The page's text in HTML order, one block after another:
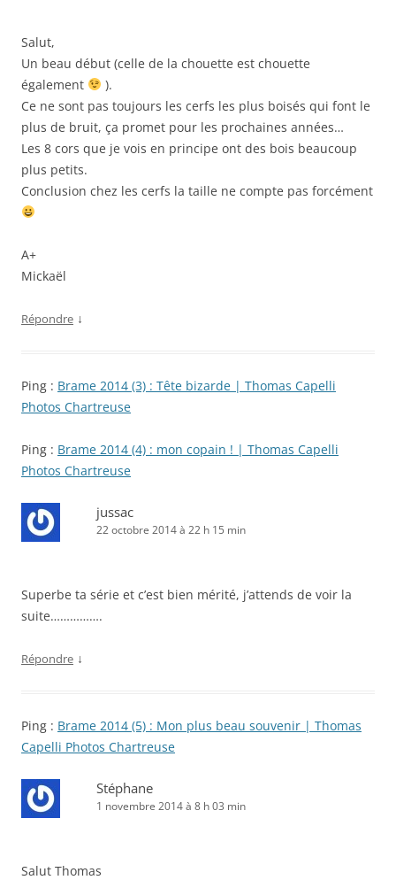
Salut,
Un beau début (celle de la chouette est chouette
également
).
Ce ne sont pas toujours les cerfs les plus boisés qui font le
plus de bruit, ça promet pour les prochaines années…
Les 8 cors que je vois en principe ont des bois beaucoup
plus petits.
Conclusion chez les cerfs la taille ne compte pas forcément
A+
Mickaël
Répondre ↓
Ping : Brame 2014 (3) : Tête bizarde | Thomas Capelli
Photos Chartreuse
Ping : Brame 2014 (4) : mon copain ! | Thomas Capelli
Photos Chartreuse
jussac
22 octobre 2014 à 22 h 15 min
Superbe ta série et c’est bien mérité, j’attends de voir la
suite…………….
Répondre ↓
Ping : Brame 2014 (5) : Mon plus beau souvenir | Thomas
Capelli Photos Chartreuse
Stéphane
1 novembre 2014 à 8 h 03 min
Salut Thomas